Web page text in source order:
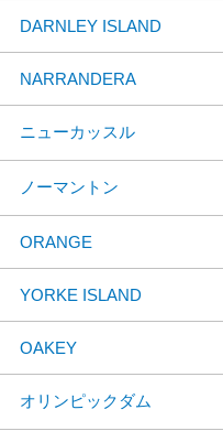
DARNLEY ISLAND
NARRANDERA
ニューカッスル
ノーマントン
ORANGE
YORKE ISLAND
OAKEY
オリンピックダム